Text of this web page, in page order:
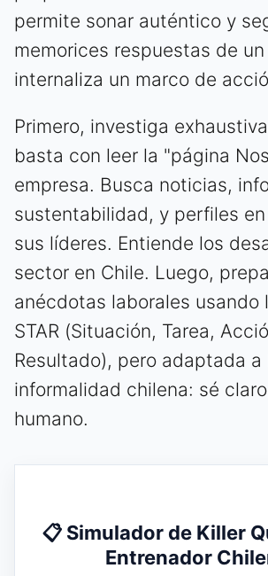
permite sonar auténtico y
memorices respuestas de
internaliza un marco de
Primero, investiga
basta con leer la "página
empresa. Busca noticias,
sustentabilidad, y perfiles
sus líderes. Entiende los
sector en Chile. Luego,
anécdotas laborales usando
STAR (Situación, Tarea,
Resultado), pero adaptada a
informalidad chilena: sé
humano.
📋 Simulador de Killer
Entrenador